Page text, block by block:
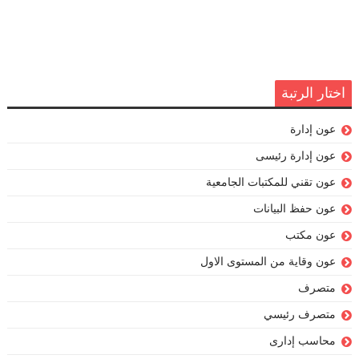
اختار الرتبة
عون إدارة
عون إدارة رئيسى
عون تقني للمكتبات الجامعية
عون حفظ البيانات
عون مكتب
عون وقاية من المستوى الاول
متصرف
متصرف رئيسي
محاسب إدارى